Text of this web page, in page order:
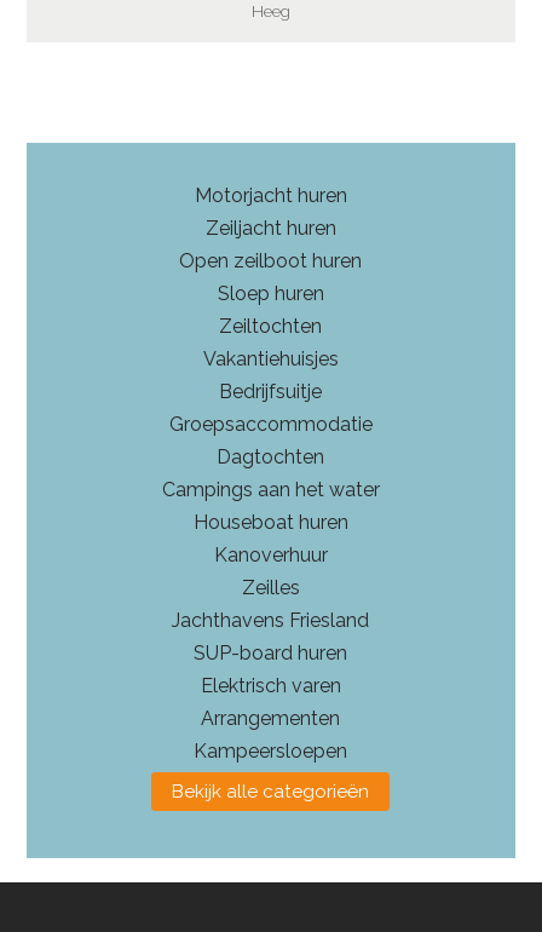
Heeg
Motorjacht huren
Zeiljacht huren
Open zeilboot huren
Sloep huren
Zeiltochten
Vakantiehuisjes
Bedrijfsuitje
Groepsaccommodatie
Dagtochten
Campings aan het water
Houseboat huren
Kanoverhuur
Zeilles
Jachthavens Friesland
SUP-board huren
Elektrisch varen
Arrangementen
Kampeersloepen
Bekijk alle categorieën